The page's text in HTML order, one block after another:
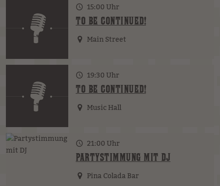
15:00 Uhr
TO BE CONTINUED!
Main Street
19:30 Uhr
TO BE CONTINUED!
Music Hall
21:00 Uhr
PARTYSTIMMUNG MIT DJ
Pina Colada Bar